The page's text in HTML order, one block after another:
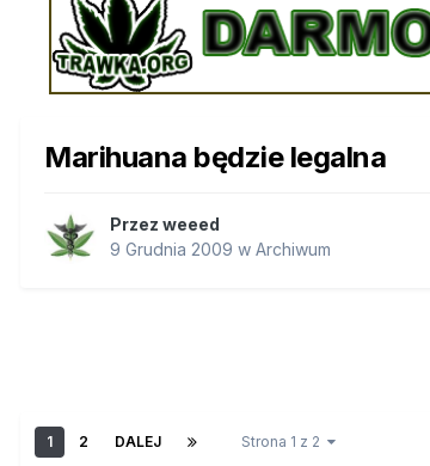
Marihuana będzie legalna
Przez weeed
9 Grudnia 2009 w Archiwum
1 2 DALEJ Strona 1 z 2